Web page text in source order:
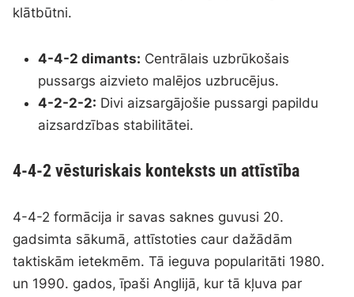
klātbūtni.
4-4-2 dimants: Centrālais uzbrūkošais
pussargs aizvieto malējos uzbrucējus.
4-2-2-2: Divi aizsargājošie pussargi papildu
aizsardzības stabilitātei.
4-4-2 vēsturiskais konteksts un attīstība
4-4-2 formācija ir savas saknes guvusi 20.
gadsimta sākumā, attīstoties caur dažādām
taktiskām ietekmēm. Tā ieguva popularitāti 1980.
un 1990. gados, īpaši Anglijā, kur tā kļuva par